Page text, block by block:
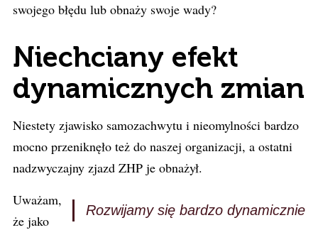
swojego błędu lub obnaży swoje wady?
Niechciany efekt
dynamicznych zmian
Niestety zjawisko samozachwytu i nieomylności bardzo
mocno przeniknęło też do naszej organizacji, a ostatni
nadzwyczajny zjazd ZHP je obnażył.
Rozwijamy się bardzo dynamicznie
Uważam,
że jako